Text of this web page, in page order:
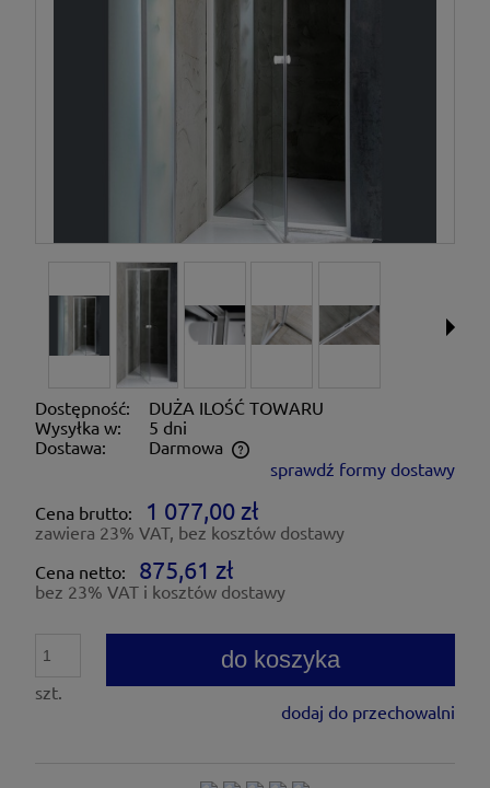
Dostępność:
DUŻA ILOŚĆ TOWARU
Wysyłka w:
5 dni
Dostawa:
Darmowa
Cena nie zawiera ewentualnych kosztów płatności
sprawdź formy dostawy
Cena brutto:
1 077,00 zł
zawiera 23% VAT, bez kosztów dostawy
Cena netto:
875,61 zł
bez 23% VAT i kosztów dostawy
szt.
do koszyka
dodaj do przechowalni